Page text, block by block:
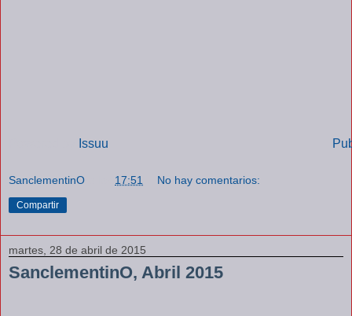
Issuu
SanclementinO 17:51 No hay comentarios:
Compartir
martes, 28 de abril de 2015
SanclementinO, Abril 2015